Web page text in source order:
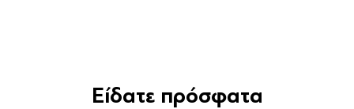
Είδατε πρόσφατα